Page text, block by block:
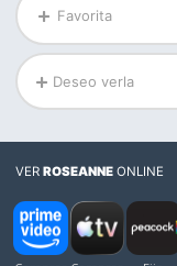
Favorita
Deseo verla
VERROSEANNE ONLINE